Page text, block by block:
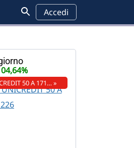
Accedi
50 A 171… »